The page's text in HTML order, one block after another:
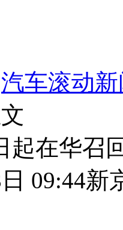
汽车滚动
起在华召
09:44新